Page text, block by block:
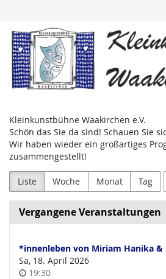
Inhalt
springen
Waakirchen
e.V.
Kleinkunstbühne Waakirchen e.V.
Schön das Sie da sind! Schauen Sie
Wir haben wieder ein großartiges
zusammengestellt!
Liste Woche Monat Tag
Vergangene Veranstaltungen
*innenleben von Miriam Hanika &
Sa, 18. April 2026
Uhrzeit
19:30